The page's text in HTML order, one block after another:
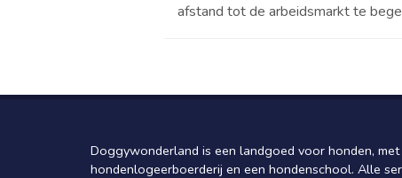
afstand tot de arbeidsmarkt te
Doggywonderland is een landgoed voor honden, met
hondenlogeerboerderij en een hondenschool. Alle